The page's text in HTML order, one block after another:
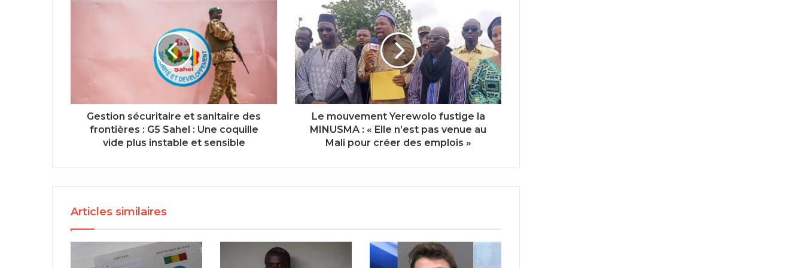
Gestion sécuritaire et sanitaire des
frontières : G5 Sahel : Une coquille
vide plus instable et sensible
Le mouvement Yerewolo fustige la
MINUSMA : « Elle n’est pas venue au
Mali pour créer des emplois »
Articles similaires